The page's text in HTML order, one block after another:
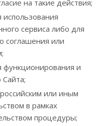
на такие действия;
сервиса либо для
соглашения или
и
Сайта;
или иным
в рамках
процедуры;